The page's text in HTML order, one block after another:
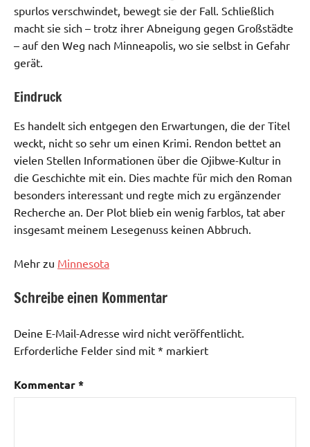
spurlos verschwindet, bewegt sie der Fall. Schließlich
macht sie sich – trotz ihrer Abneigung gegen Großstädte
– auf den Weg nach Minneapolis, wo sie selbst in Gefahr
gerät.
Eindruck
Es handelt sich entgegen den Erwartungen, die der Titel
weckt, nicht so sehr um einen Krimi. Rendon bettet an
vielen Stellen Informationen über die Ojibwe-Kultur in
die Geschichte mit ein. Dies machte für mich den Roman
besonders interessant und regte mich zu ergänzender
Recherche an. Der Plot blieb ein wenig farblos, tat aber
insgesamt meinem Lesegenuss keinen Abbruch.
Mehr zu Minnesota
Schreibe einen Kommentar
Deine E-Mail-Adresse wird nicht veröffentlicht.
Erforderliche Felder sind mit * markiert
Kommentar*